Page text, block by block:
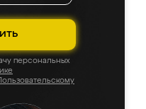
персональных